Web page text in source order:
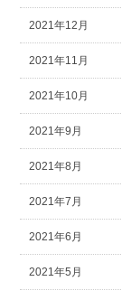
2021年12月
2021年11月
2021年10月
2021年9月
2021年8月
2021年7月
2021年6月
2021年5月